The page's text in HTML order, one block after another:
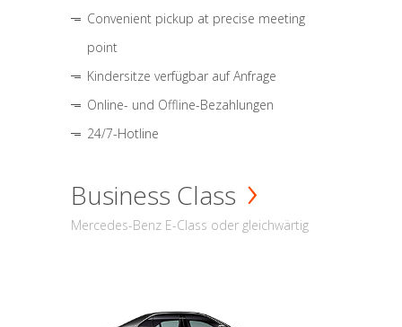
Convenient pickup at precise meeting
point
Kindersitze verfügbar auf Anfrage
Online- und Offline-Bezahlungen
24/7-Hotline
Business Class
Mercedes-Benz E-Class oder gleichwärtig